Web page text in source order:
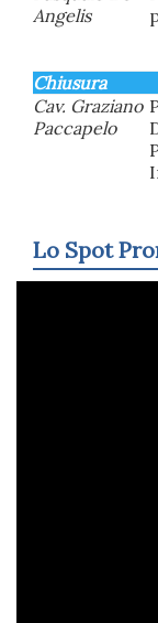
Angelis
Chiusura
Cav. Graziano
Paccapelo
Lo Spot